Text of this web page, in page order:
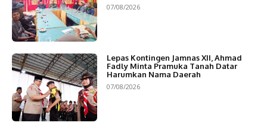
07/08/2026
Lepas Kontingen Jamnas XII, Ahmad
Fadly Minta Pramuka Tanah Datar
Harumkan Nama Daerah
07/08/2026